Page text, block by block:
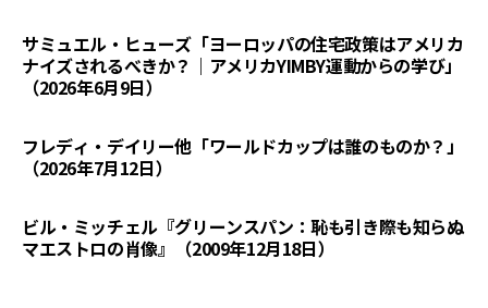
サミュエル・ヒューズ「ヨーロッパの住宅政策はアメリカ
ナイズされるべきか？｜アメリカYIMBY運動からの学び」
（2026年6月9日）
フレディ・デイリー他「ワールドカップは誰のものか？」
（2026年7月12日）
ビル・ミッチェル『グリーンスパン：恥も引き際も知らぬ
マエストロの肖像』（2009年12月18日）